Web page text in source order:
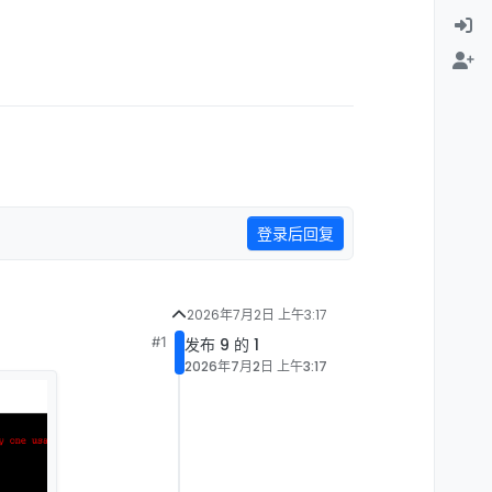
登录后回复
#1
2026年7月2日 上午3:17
发布 9 的 1
2026年7月2日 上午3:17